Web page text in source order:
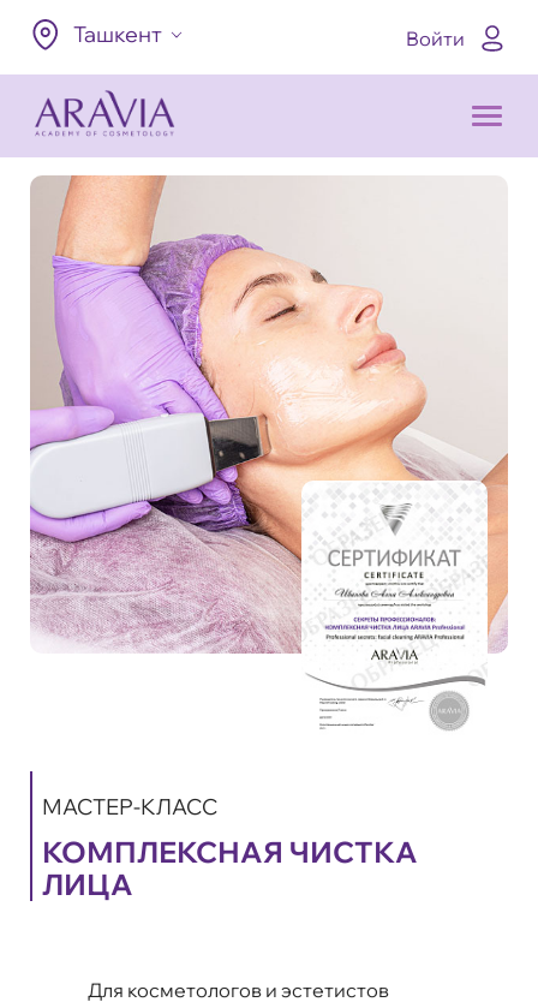
Ташкент Войти
МАСТЕР-КЛАСС
КОМПЛЕКСНАЯ ЧИСТКА
ЛИЦА
Для косметологов и эстетистов